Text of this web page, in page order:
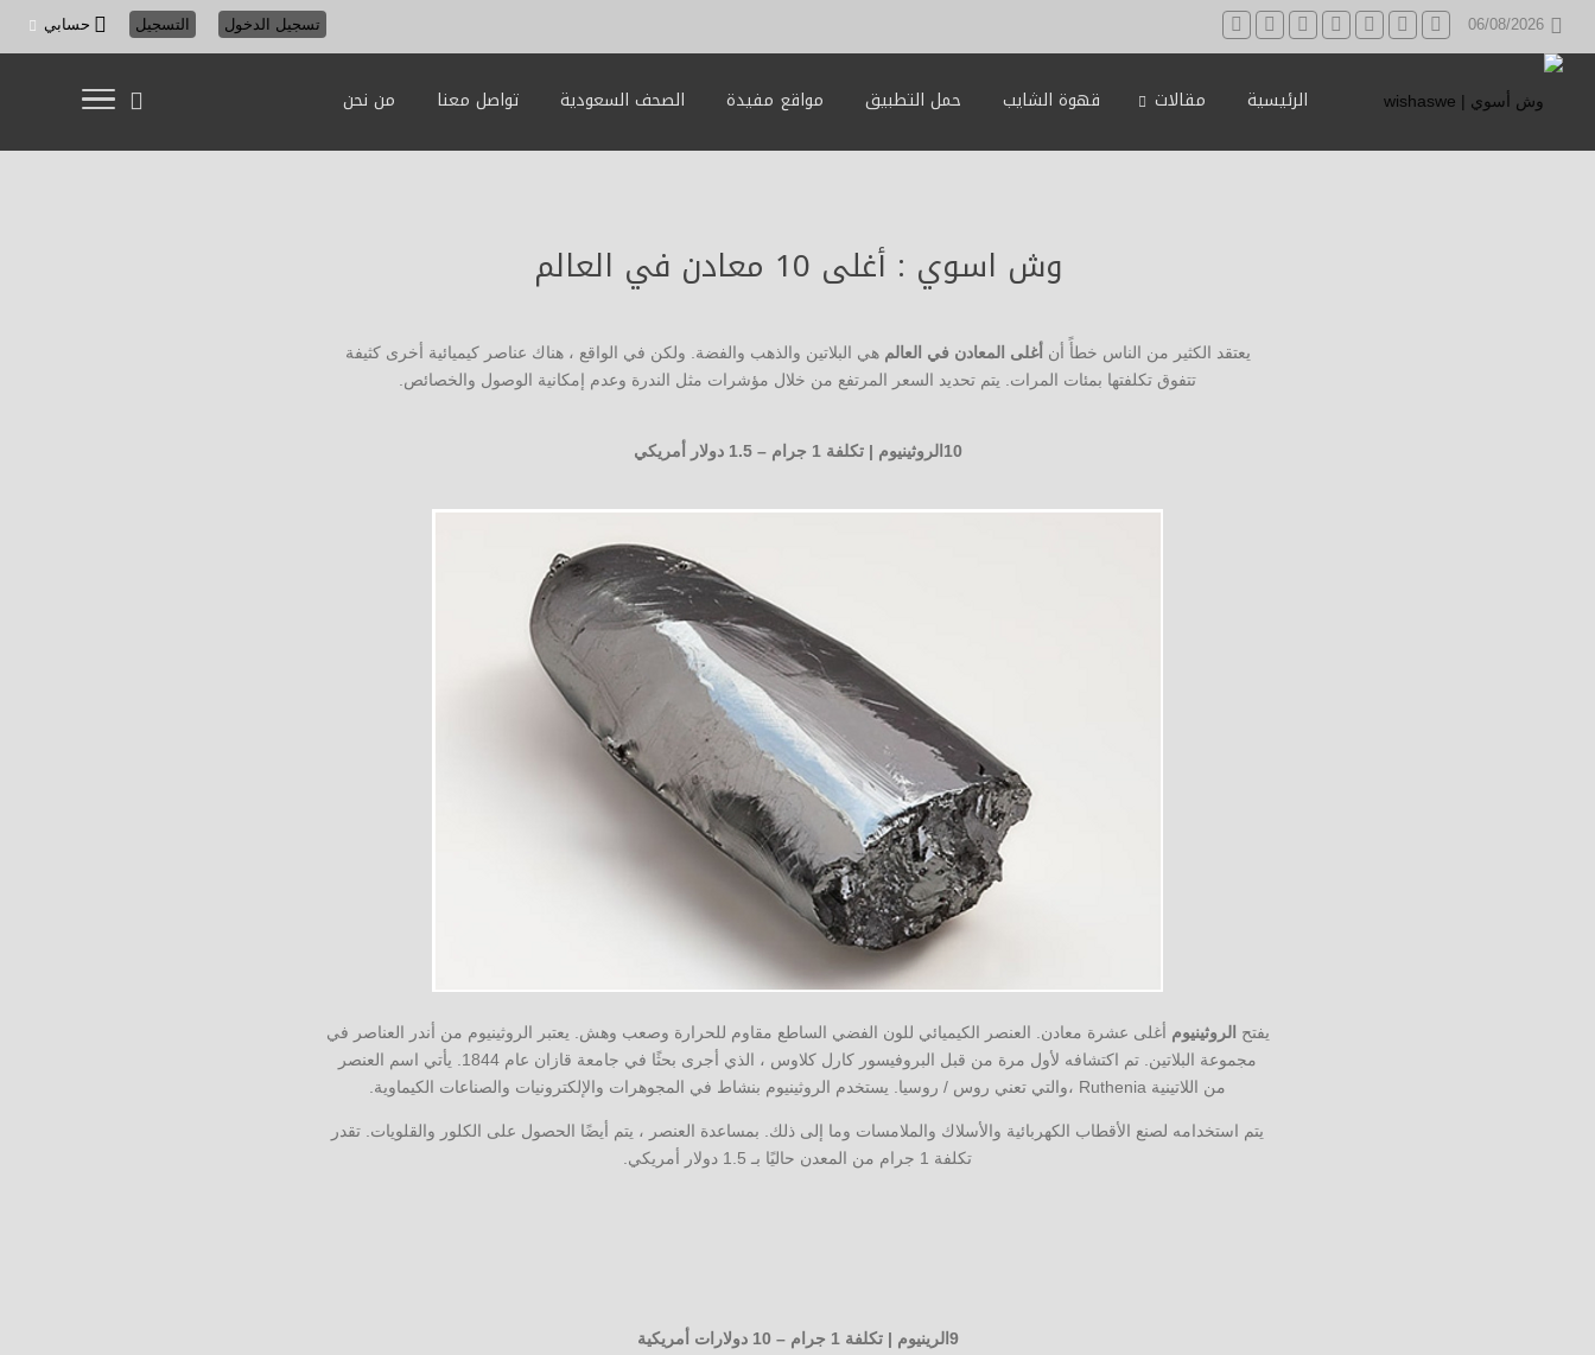
06/08/2026 تسجيل الدخول التسجيل حسابي
الرئيسية مقالات قهوة الشايب حمل التطبيق مواقع مفيدة الصحف السعودية تواصل معنا من نحن
وش اسوي : أغلى 10 معادن في العالم
يعتقد الكثير من الناس خطأً أن أغلى المعادن في العالم هي البلاتين والذهب والفضة. ولكن في الواقع ، هناك عناصر كيميائية أخرى كثيفة
تتفوق تكلفتها بمئات المرات. يتم تحديد السعر المرتفع من خلال مؤشرات مثل الندرة وعدم إمكانية الوصول والخصائص.
10الروثينيوم | تكلفة 1 جرام – 1.5 دولار أمريكي
يفتح الروثينيوم أغلى عشرة معادن. العنصر الكيميائي للون الفضي الساطع مقاوم للحرارة وصعب وهش. يعتبر الروثينيوم من أندر العناصر في
مجموعة البلاتين. تم اكتشافه لأول مرة من قبل البروفيسور كارل كلاوس ، الذي أجرى بحثًا في جامعة قازان عام 1844. يأتي اسم العنصر
من اللاتينية Ruthenia ،والتي تعني روس / روسيا. يستخدم الروثينيوم بنشاط في المجوهرات والإلكترونيات والصناعات الكيماوية.
يتم استخدامه لصنع الأقطاب الكهربائية والأسلاك والملامسات وما إلى ذلك. بمساعدة العنصر ، يتم أيضًا الحصول على الكلور والقلويات. تقدر
تكلفة 1 جرام من المعدن حاليًا بـ 1.5 دولار أمريكي.
9الرينيوم | تكلفة 1 جرام – 10 دولارات أمريكية